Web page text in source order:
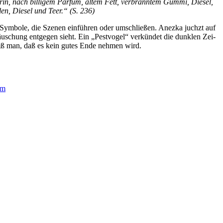
Die­sel und Teer.“ (S. 236)
die Sze­nen ein­füh­ren oder um­schlie­ßen. An­ez­ka juchzt auf
ent­ge­gen sieht. Ein „Pest­vo­gel“ ver­kün­det die dunk­len Zei­
man, daß es kein gu­tes En­de neh­men wird.